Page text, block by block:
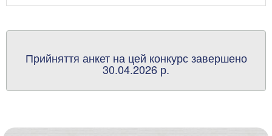
Прийняття анкет на цей конкурс завершено
30.04.2026 р.